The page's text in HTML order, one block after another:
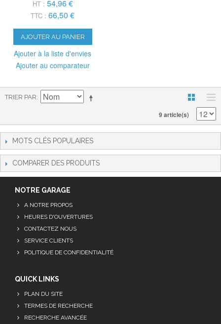
HT : 54,96 €
TTC : 66,50 €
AJOUTER AU PANIER
Ajouter à la liste d'envies
Ajouter au comparateur
TRIER PAR
9 article(s)
MOTS CLÉS POPULAIRES
COMPARER DES PRODUITS
NOTRE GARAGE
A NOTRE PROPOS
HEURES D'OUVERTURES
CONTACTEZ NOUS
SERVICE CLIENTS
POLITIQUE DE CONFIDENTIALITÉ
QUICK LINKS
PLAN DU SITE
TERMES DE RECHERCHE
RECHERCHE AVANCÉE